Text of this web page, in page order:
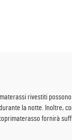
rivestiti
la notte. Inoltre,
fornirà